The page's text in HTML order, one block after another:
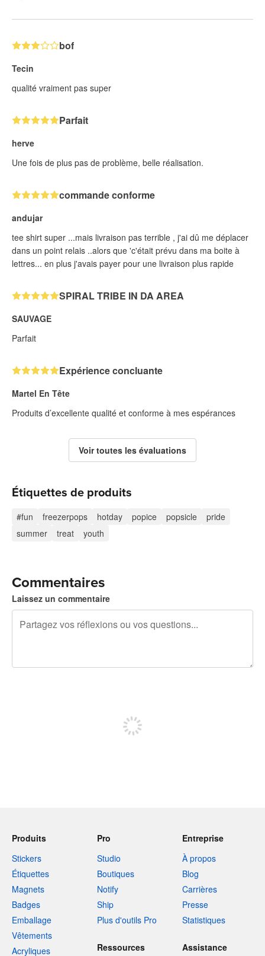
bof
Tecin
qualité vraiment pas super
Parfait
herve
Une fois de plus pas de problème, belle réalisation.
commande conforme
andujar
tee shirt super ...mais livraison pas terrible , j'ai dû me déplacer
dans un point relais ..alors que 'c'était prévu dans ma boite à
lettres... en plus j'avais payer pour une livraison plus rapide
SPIRAL TRIBE IN DA AREA
SAUVAGE
Parfait
Expérience concluante
Martel En Tête
Produits d’excellente qualité et conforme à mes espérances
Voir toutes les évaluations
Étiquettes de produits
#fun freezerpops hotday popice popsicle
pride
summer
treat youth
Commentaires
Laissez un commentaire
Produits
Stickers
Étiquettes
Magnets
Badges
Emballage
Vêtements
Acryliques
Pro
Studio
Boutiques
Notify
Ship
Plus d'outils Pro
Entreprise
À propos
Blog
Carrières
Presse
Statistiques
Ressources Assistance